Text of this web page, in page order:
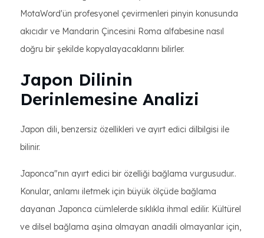
MotaWord'ün profesyonel çevirmenleri pinyin konusunda
akıcıdır ve Mandarin Çincesini Roma alfabesine nasıl
doğru bir şekilde kopyalayacaklarını bilirler.
Japon Dilinin
Derinlemesine Analizi
Japon dili, benzersiz özellikleri ve ayırt edici dilbilgisi ile
bilinir.
Japonca"nın ayırt edici bir özelliği bağlama vurgusudur..
Konular, anlamı iletmek için büyük ölçüde bağlama
dayanan Japonca cümlelerde sıklıkla ihmal edilir. Kültürel
ve dilsel bağlama aşina olmayan anadili olmayanlar için,